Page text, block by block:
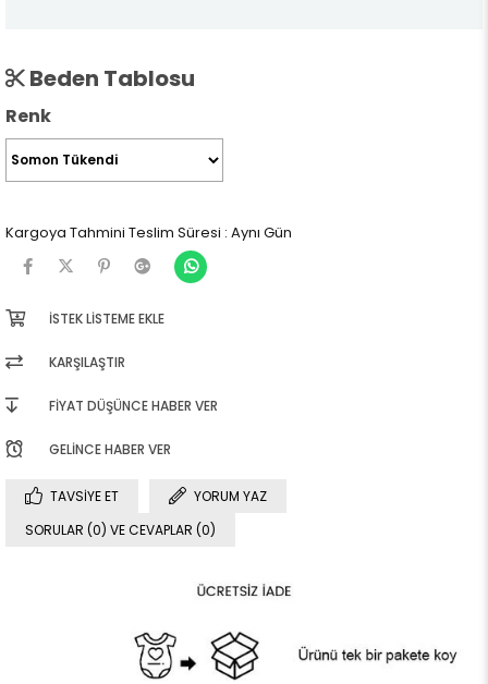
Beden Tablosu
Renk
Kargoya Tahmini Teslim Süresi : Aynı Gün
İSTEK LISTEME EKLE
KARŞILAŞTIR
FIYAT DÜŞÜNCE HABER VER
GELINCE HABER VER
TAVSIYE ET
YORUM YAZ
SORULAR (0) VE CEVAPLAR (0)